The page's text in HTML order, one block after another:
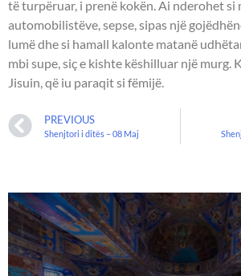
të turpëruar, i prenë kokën. Ai nderohet si
automobilistëve, sepse, sipas një
lumë dhe si hamall kalonte matanë
mbi supe, siç e kishte këshilluar një murg.
Jisuin, që iu paraqit si fëmijë.
PREVIOUS
Shenjtori i ditës – 08 Maj